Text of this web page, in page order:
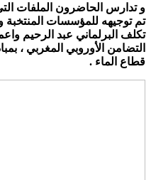
و تدارس الحاضرون الملفات
تم توجيهه للمؤسسات
تكلف البرلماني عبد الرحيم
التضامن الأوروبي المغربي ،
قطاع الماء .